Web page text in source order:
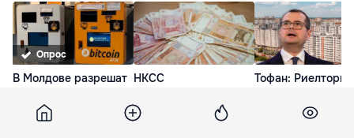
Опрос
В Молдове разрешат
биткоином можно
будет платить в кафе
НКСС
пособия на сумму
более 378 млн леев
Тофан: Риелторы
на жилье,
нужно и на